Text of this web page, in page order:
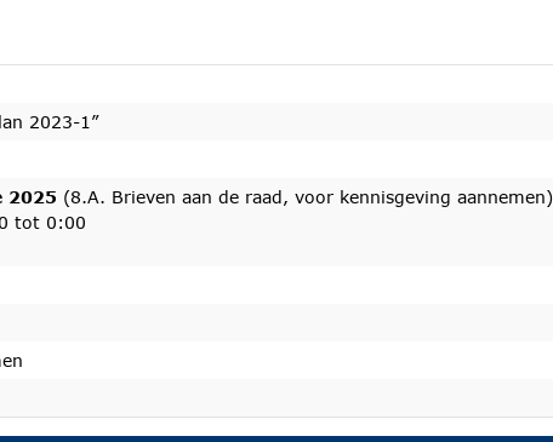
2023-1”
2025 (8.A. Brieven aan de raad, voor kennisgeving aannemen)
tot 0:00